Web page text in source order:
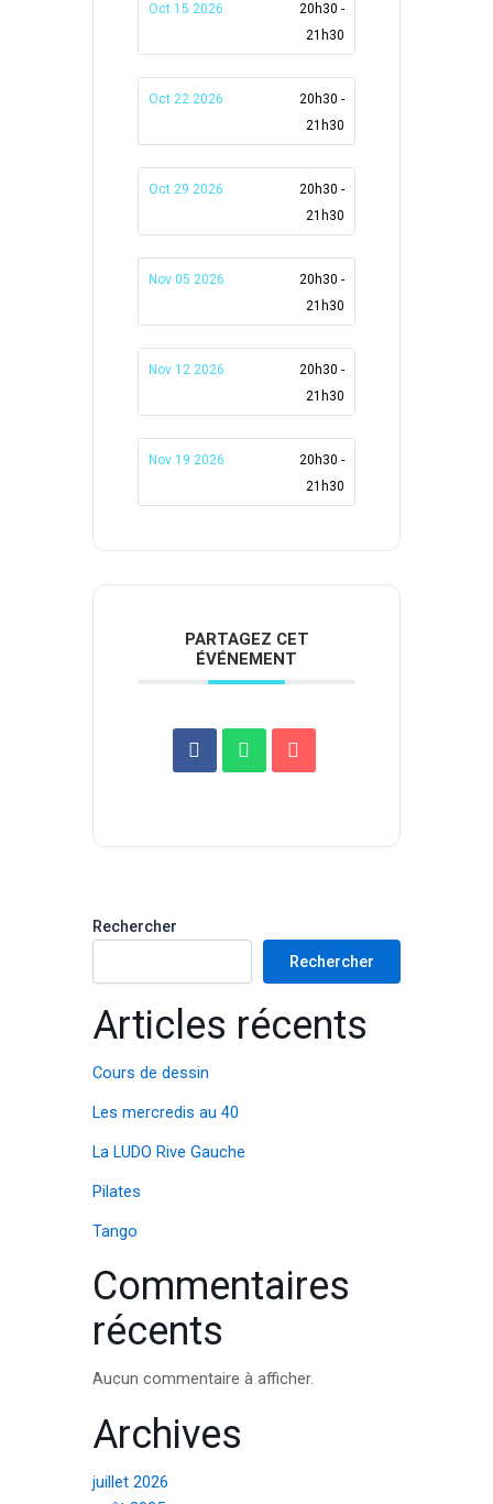
Oct 15 2026
20h30 -
21h30
Oct 22 2026
20h30 -
21h30
Oct 29 2026
20h30 -
21h30
Nov 05 2026
20h30 -
21h30
Nov 12 2026
20h30 -
21h30
Nov 19 2026
20h30 -
21h30
PARTAGEZ CET
ÉVÉNEMENT
Rechercher
Rechercher
Articles récents
Cours de dessin
Les mercredis au 40
La LUDO Rive Gauche
Pilates
Tango
Commentaires
récents
Aucun commentaire à afficher.
Archives
juillet 2026